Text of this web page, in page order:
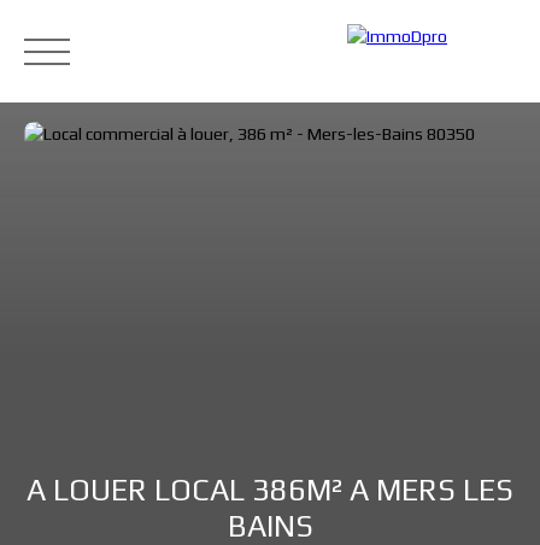
A LOUER LOCAL 386M² A MERS LES
BAINS